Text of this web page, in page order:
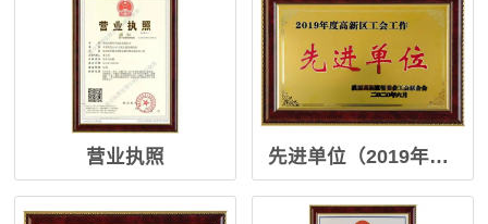
营业执照 先进单位（2019年度高新区先进单位）